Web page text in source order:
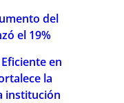
del
el 19%
en
la
institución